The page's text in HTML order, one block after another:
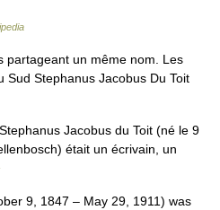
partageant un même nom. Les
Sud Stephanus Jacobus Du Toit
Jacobus du Toit (né le 9
était un écrivain, un
9, 1847 – May 29, 1911) was